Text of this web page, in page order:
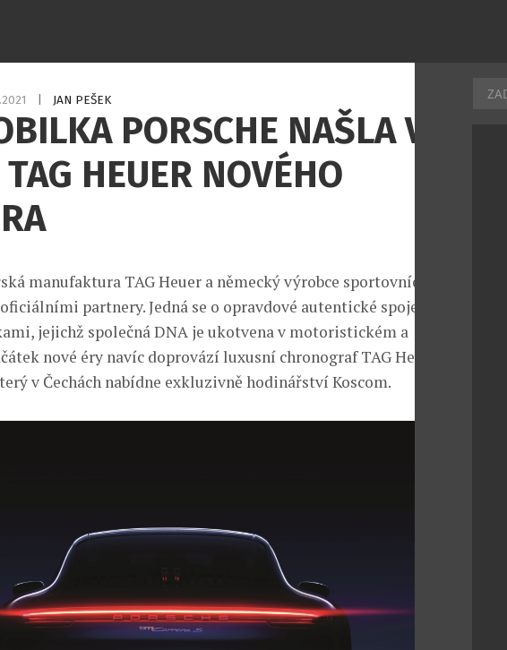
JAN PEŠEK
PORSCHE NAŠLA VE
HEUER NOVÉHO
manufaktura TAG Heuer a německý výrobce sportovních vozů
partnery. Jedná se o opravdové autentické spojenectví
jejichž společná DNA je ukotvena v motoristickém a
nové éry navíc doprovází luxusní chronograf TAG Heuer
v Čechách nabídne exkluzivně hodinářství Koscom.